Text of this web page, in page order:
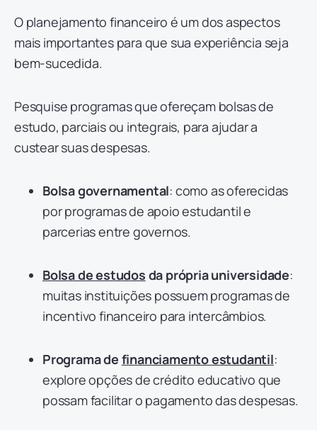
O planejamento financeiro é um dos aspectos
mais importantes para que sua experiência seja
bem-sucedida.
Pesquise programas que ofereçam bolsas de
estudo, parciais ou integrais, para ajudar a
custear suas despesas.
Bolsa governamental: como as oferecidas
por programas de apoio estudantil e
parcerias entre governos.
Bolsa de estudos da própria universidade:
muitas instituições possuem programas de
incentivo financeiro para intercâmbios.
Programa de financiamento estudantil:
explore opções de crédito educativo que
possam facilitar o pagamento das despesas.